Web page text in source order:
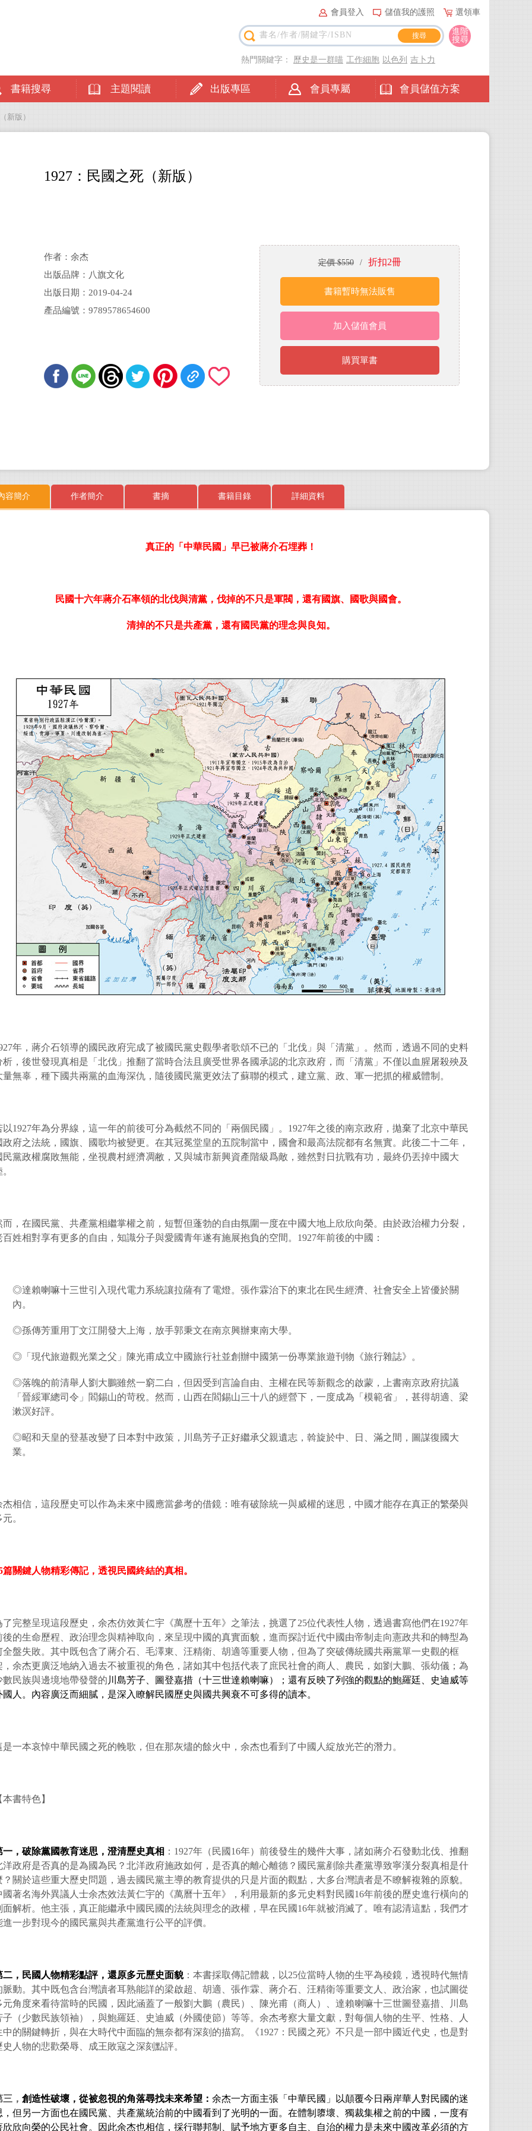
會員登入 儲值我的護照 選領車
書籍搜尋 主題閱讀 出版專區 會員專屬 會員儲值方案
進階
搜尋
熱門關鍵字： 歷史是一群喵 工作細胞 以色列 吉卜力
新版）
1927：民國之死（新版）
作者：余杰
出版品牌：八旗文化
出版日期：2019-04-24
產品編號：9789578654600
定價 $550 / 折扣2冊
書籍暫時無法販售
加入儲值會員
購買單書
容簡介 作者簡介 書摘 書籍目錄 詳細資料
真正的「中華民國」早已被蔣介石埋葬！
民國十六年蔣介石率領的北伐與清黨，伐掉的不只是軍閥，還有國旗、國歌與國會。
清掉的不只是共產黨，還有國民黨的理念與良知。
年，蔣介石領導的國民政府完成了被國民黨史觀學者歌頌不已的「北伐」與「清黨」。然而，透過不同的史料
析，後世發現真相是「北伐」推翻了當時合法且廣受世界各國承認的北京政府，而「清黨」不僅以血腥屠殺殃及
量無辜，種下國共兩黨的血海深仇，隨後國民黨更效法了蘇聯的模式，建立黨、政、軍一把抓的權威體制。
以1927年為分界線，這一年的前後可分為截然不同的「兩個民國」。1927年之後的南京政府，拋棄了北京中華民
政府之法統，國旗、國歌均被變更。在其冠冕堂皇的五院制當中，國會和最高法院都有名無實。此後二十二年，
民黨政權腐敗無能，坐視農村經濟凋敝，又與城市新興資產階級爲敵，雖然對日抗戰有功，最終仍丟掉中國大
而，在國民黨、共產黨相繼掌權之前，短暫但蓬勃的自由氛圍一度在中國大地上欣欣向榮。由於政治權力分裂，
百姓相對享有更多的自由，知識分子與愛國青年遂有施展抱負的空間。1927年前後的中國：
◎達賴喇嘛十三世引入現代電力系統讓拉薩有了電燈。張作霖治下的東北在民生經濟、社會安全上皆優於關
內。
◎孫傳芳重用丁文江開發大上海，放手郭秉文在南京興辦東南大學。
◎「現代旅遊觀光業之父」陳光甫成立中國旅行社並創辦中國第一份專業旅遊刊物《旅行雜誌》。
◎落魄的前清舉人劉大鵬雖然一窮二白，但因受到言論自由、主權在民等新觀念的啟蒙，上書南京政府抗議
「晉綏軍總司令」閻錫山的苛稅。然而，山西在閻錫山三十八的經營下，一度成為「模範省」，甚得胡適、梁
漱溟好評。
◎昭和天皇的登基改變了日本對中政策，川島芳子正好繼承父親遺志，斡旋於中、日、滿之間，圖謀復國大
業。
杰相信，這段歷史可以作為未來中國應當參考的借鏡：唯有破除統一與威權的迷思，中國才能存在真正的繁榮與
。
篇關鍵人物精彩傳記，透視民國終結的真相。
了完整呈現這段歷史，余杰仿效黃仁宇《萬歷十五年》之筆法，挑選了25位代表性人物，透過書寫他們在1927年
後的生命歷程、政治理念與精神取向，來呈現中國的真實面貌，進而探討近代中國由帝制走向憲政共和的轉型為
全盤失敗。其中既包含了蔣介石、毛澤東、汪精衛、胡適等重要人物，但為了突破傳統國共兩黨單一史觀的框
，余杰更廣泛地納入過去不被重視的角色，諸如其中包括代表了庶民社會的商人、農民，如劉大鵬、張幼儀；為
數民族與邊境地帶發聲的 川島芳子、圖登嘉措（十三世達賴喇嘛）；還有反映了列強的觀點的鮑羅廷、史迪威等
國人。內容廣泛而細膩，是深入瞭解民國歷史與國共興衰不可多得的讀本。
是一本哀悼中華民國之死的輓歌，但在那灰燼的餘火中，余杰也看到了中國人綻放光芒的潛力。
本書特色】
一，破除黨國教育迷思，澄清歷史真相 ：1927年（民國16年）前後發生的幾件大事，諸如蔣介石發動北伐、推翻
洋政府是否真的是為國為民？北洋政府施政如何，是否真的離心離德？國民黨剷除共產黨導致寧漢分裂真相是什
？關於這些重大歷史問題，過去國民黨主導的教育提供的只是片面的觀點，大多台灣讀者是不瞭解複雜的原貌。
國著名海外異議人士余杰效法黃仁宇的《萬曆十五年》，利用最新的多元史料對民國16年前後的歷史進行橫向的
面解析。他主張，真正能繼承中國民國的法統與理念的政權，早在民國16年就被消滅了。唯有認清這點，我們才
進一步對現今的國民黨與共產黨進行公平的評價。
二，民國人物精彩點評，還原多元歷史面貌：本書採取傳記體裁，以25位當時人物的生平為稜鏡，透視時代無情
脈動。其中既包含台灣讀者耳熟能詳的梁啟超、胡適、張作霖、蔣介石、汪精衛等重要文人、政治家，也試圖從
元角度來看待當時的民國，因此涵蓋了一般劉大鵬（農民）、陳光甫（商人）、達賴喇嘛十三世圖登嘉措、川島
子（少數民族領袖），與鮑羅廷、史迪威（外國使節）等等。余杰考察大量文獻，對每個人物的生平、性格、人
中的關鍵轉折，與在大時代中面臨的無奈都有深刻的描寫。《1927：民國之死》不只是一部中國近代史，也是對
史人物的悲歡榮辱、成王敗寇之深刻點評。
三， 創造性破壞，從被忽視的角落尋找未來希望： 余杰一方面主張「中華民國」以顛覆今日兩岸華人對民國的迷
，但另一方面也在國民黨、共產黨統治前的中國看到了光明的一面。在體制隳壞、獨裁集權之前的中國，一度有
欣欣向榮的公民社會。因此余杰也相信，採行聯邦制、賦予地方更多自主、自治的權力是未來中國改革必須的方